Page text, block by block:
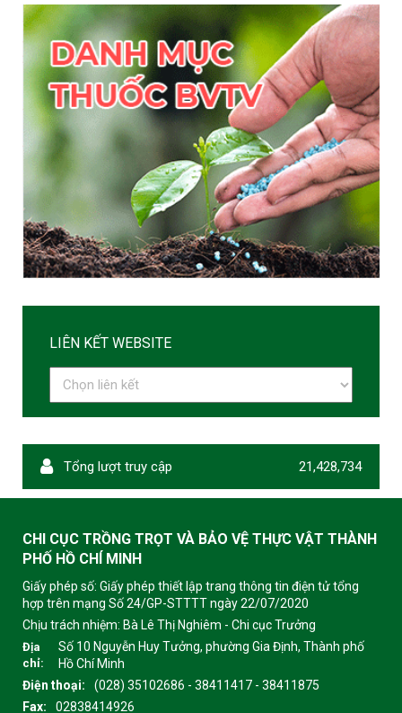
LIÊN KẾT WEBSITE
Tổng lượt truy cập 21,428,734
CHI CỤC TRỒNG TRỌT VÀ BẢO VỆ THỰC VẬT THÀNH
PHỐ HỒ CHÍ MINH
Giấy phép số: Giấy phép thiết lập trang thông tin điện tử tổng
hợp trên mạng Số 24/GP-STTTT ngày 22/07/2020
Chịu trách nhiệm: Bà Lê Thị Nghiêm - Chi cục Trưởng
Địa
chỉ:
Số 10 Nguyễn Huy Tưởng, phường Gia Định, Thành phố
Hồ Chí Minh
Điện thoại:
(028) 35102686 - 38411417 - 38411875
Fax:
02838414926